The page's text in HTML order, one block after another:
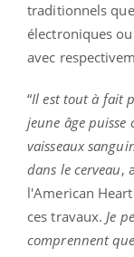
traditionnels
électroniques
avec
“Il est tout à fait
jeune âge puisse
vaisseaux
dans le cerveau,
l'American
ces travaux.Je
comprennent